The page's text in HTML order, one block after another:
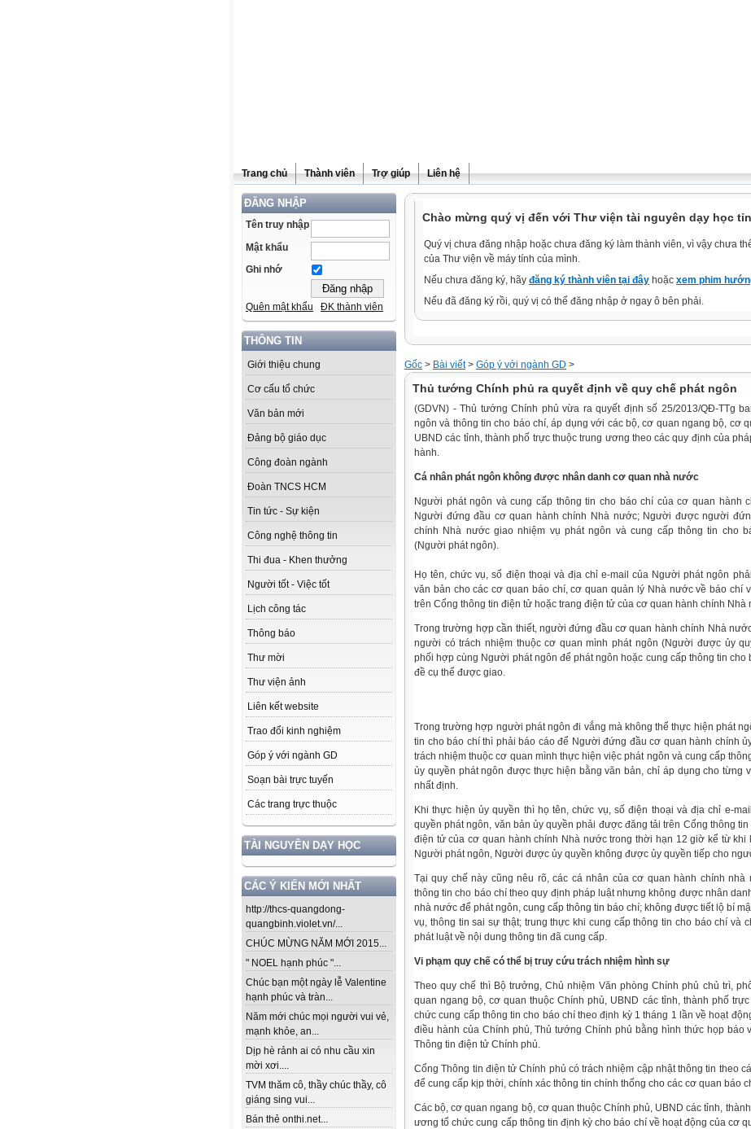
Trang chủ Thành viên Trợ giúp Liên hệ
ĐĂNG NHẬP
Tên truy nhập
Mật khẩu
Ghi nhớ
Quên mật khẩu ĐK thành viên
THÔNG TIN
Giới thiệu chung
Cơ cấu tổ chức
Văn bản mới
Đảng bộ giáo dục
Công đoàn ngành
Đoàn TNCS HCM
Tin tức - Sự kiện
Công nghệ thông tin
Thi đua - Khen thưởng
Người tốt - Việc tốt
Lịch công tác
Thông báo
Thư mời
Thư viện ảnh
Liên kết website
Trao đổi kinh nghiệm
Góp ý với ngành GD
Soạn bài trực tuyến
Các trang trực thuộc
TÀI NGUYÊN DẠY HỌC
CÁC Ý KIẾN MỚI NHẤT
http://thcs-quangdong-
quangbinh.violet.vn/...
CHÚC MỪNG NĂM MỚI 2015...
" NOEL hạnh phúc "...
Chúc bạn một ngày lễ Valentine
hạnh phúc và tràn...
Năm mới chúc mọi người vui vẻ,
mạnh khỏe, an...
Dịp hè rảnh ai có nhu cầu xin
mời xơi....
TVM thăm cô, thầy chúc thầy, cô
giáng sing vui...
Bán thẻ onthi.net...
Chào mừng quý vị đến với Thư viện tài nguyên dạy học
Quý vị chưa đăng nhập hoặc chưa đăng ký làm thành viên, vì vậy chưa
của Thư viện về máy tính của mình.
Nếu chưa đăng ký, hãy đăng ký thành viên tại đây hoặc xem phim
Nếu đã đăng ký rồi, quý vị có thể đăng nhập ở ngay ô bên phải.
Gốc > Bài viết> Góp ý với ngành GD >
Thủ tướng Chính phủ ra quyết định về quy chế phát ngôn
(GDVN) - Thủ tướng Chính phủ vừa ra quyết định số 25/2013/QĐ-TTg
ngôn và thông tin cho báo chí, áp dụng với các bộ, cơ quan ngang bộ, cơ
UBND các tỉnh, thành phố trực thuộc trung ương theo các quy định của
hành.
Cá nhân phát ngôn không được nhân danh cơ quan nhà nước
Người phát ngôn và cung cấp thông tin cho báo chí của cơ quan hành
Người đứng đầu cơ quan hành chính Nhà nước; Người được người
chính Nhà nước giao nhiệm vụ phát ngôn và cung cấp thông tin cho
(Người phát ngôn).
Họ tên, chức vụ, số điện thoại và địa chỉ e-mail của Người phát ngôn
văn bản cho các cơ quan báo chí, cơ quan quản lý Nhà nước về báo chí
trên Cổng thông tin điện tử hoặc trang điện tử của cơ quan hành chính Nhà
Trong trường hợp cần thiết, người đứng đầu cơ quan hành chính Nhà
người có trách nhiệm thuộc cơ quan mình phát ngôn (Người được ủy
phối hợp cùng Người phát ngôn để phát ngôn hoặc cung cấp thông tin cho
đề cụ thể được giao.
Trong trường hợp người phát ngôn đi vắng mà không thể thực hiện phát
tin cho báo chí thì phải báo cáo để Người đứng đầu cơ quan hành chính
trách nhiệm thuộc cơ quan mình thực hiện việc phát ngôn và cung cấp
ủy quyền phát ngôn được thực hiện bằng văn bản, chỉ áp dụng cho từng
nhất định.
Khi thực hiện ủy quyền thì họ tên, chức vụ, số điện thoại và địa chỉ e-
quyền phát ngôn, văn bản ủy quyền phải được đăng tải trên Cổng thông
điện tử của cơ quan hành chính Nhà nước trong thời hạn 12 giờ kể từ khi
Người phát ngôn, Người được ủy quyền không được ủy quyền tiếp cho
Tại quy chế này cũng nêu rõ, các cá nhân của cơ quan hành chính
thông tin cho báo chí theo quy định pháp luật nhưng không được nhân
nhà nước để phát ngôn, cung cấp thông tin báo chí; không được tiết lộ bí
vụ, thông tin sai sự thật; trung thực khi cung cấp thông tin cho báo chí và
phát luật về nội dung thông tin đã cung cấp.
Vi phạm quy chế có thể bị truy cứu trách nhiệm hình sự
Theo quy chế thì Bộ trưởng, Chủ nhiệm Văn phòng Chính phủ chủ trì,
quan ngang bộ, cơ quan thuộc Chính phủ, UBND các tỉnh, thành phố
chức cung cấp thông tin cho báo chí theo định kỳ 1 tháng 1 lần về hoạt
điều hành của Chính phủ, Thủ tướng Chính phủ bằng hình thức họp báo
Thông tin điện tử Chính phủ.
Cổng Thông tin điện tử Chính phủ có trách nhiệm cập nhật thông tin theo
để cung cấp kịp thời, chính xác thông tin chính thống cho các cơ quan báo
Các bộ, cơ quan ngang bộ, cơ quan thuộc Chính phủ, UBND các tỉnh,
ương tổ chức cung cấp thông tin định kỳ cho báo chí về hoạt động của cơ